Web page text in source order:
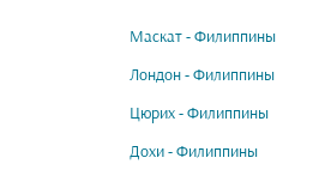
Маскат - Филиппины
Лондон - Филиппины
Цюрих - Филиппины
Дохи - Филиппины